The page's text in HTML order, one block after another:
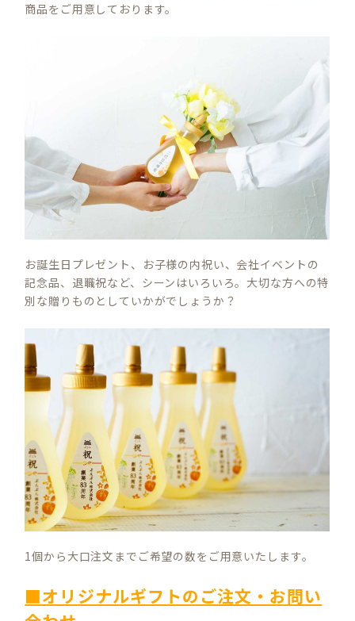
商品をご用意しております。
お誕生日プレゼント、お子様の内祝い、会社イベントの
記念品、退職祝など、シーンはいろいろ。大切な方への特
別な贈りものとしていかがでしょうか？
1個から大口注文までご希望の数をご用意いたします。
■オリジナルギフトのご注文・お問い